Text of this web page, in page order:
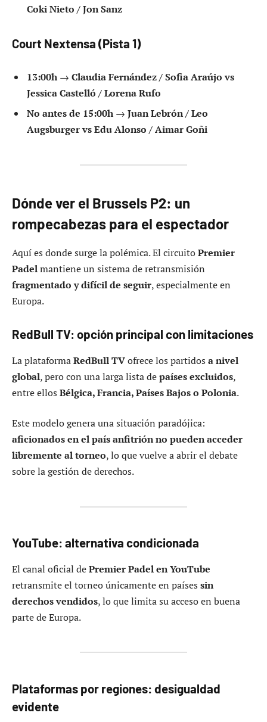
Coki Nieto / Jon Sanz
Court Nextensa (Pista 1)
13:00h → Claudia Fernández / Sofia Araújo vs
Jessica Castelló / Lorena Rufo
No antes de 15:00h → Juan Lebrón / Leo
Augsburger vs Edu Alonso / Aimar Goñi
Dónde ver el Brussels P2: un
rompecabezas para el espectador
Aquí es donde surge la polémica. El circuitoPremier
Padelmantiene un sistema de retransmisión
fragmentado y difícil de seguir, especialmente en
Europa.
RedBull TV: opción principal con limitaciones
La plataformaRedBull TVofrece los partidos a nivel
global, pero con una larga lista depaíses excluidos,
entre ellos Bélgica, Francia, Países Bajos o Polonia.
Este modelo genera una situación paradójica:
aficionados en el país anfitrión no pueden acceder
libremente al torneo, lo que vuelve a abrir el debate
sobre la gestión de derechos.
YouTube: alternativa condicionada
El canal oficial dePremier Padel en YouTube
retransmite el torneo únicamente en países sin
derechos vendidos, lo que limita su acceso en buena
parte de Europa.
Plataformas por regiones: desigualdad
evidente